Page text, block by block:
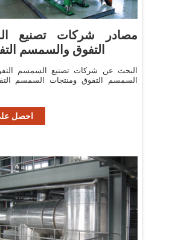
مصادر شركات تصنيع
التفوق والسمسم
البحث عن شركات تصنيع السمسم
السمسم التفوق ومنتجات السمسم
احصل